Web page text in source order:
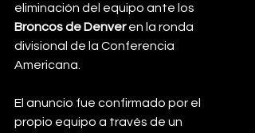
eliminación del equipo ante los
Broncos de Denver en la ronda
divisional de la Conferencia
Americana.
El anuncio fue confirmado por el
propio equipo a través de un